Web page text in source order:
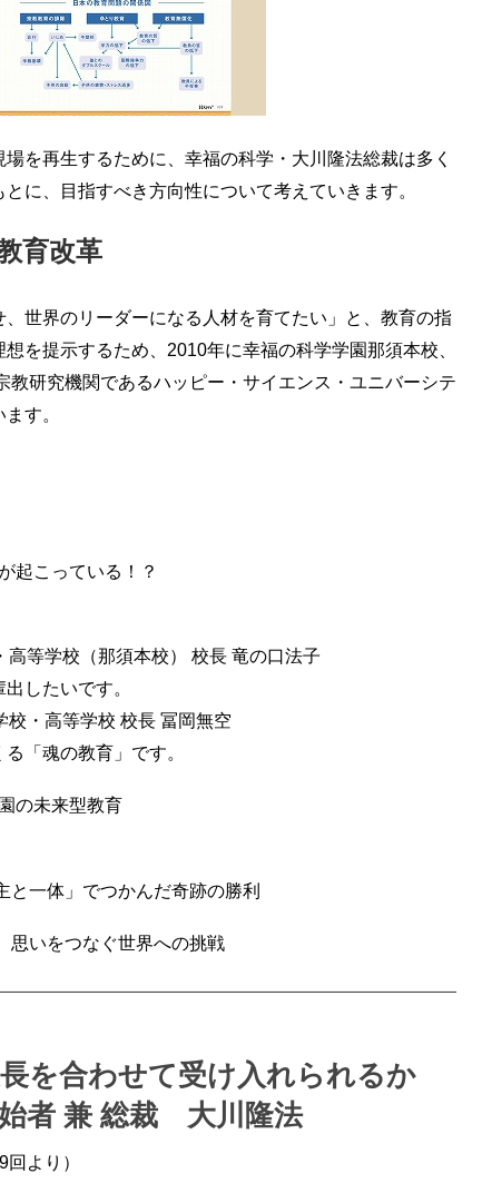
を再生するために、幸福の科学・大川隆法総裁は多く
に、目指すべき方向性について考えていきます。
育改革
世界のリーダーになる人材を育てたい」と、教育の指
を提示するため、2010年に幸福の科学学園那須本校、
教研究機関であるハッピー・サイエンス・ユニバーシテ
す。
起こっている！？
高等学校（那須本校） 校長 竜の口法子
したいです。
校・高等学校 校長 冨岡無空
「魂の教育」です。
の未来型教育
一体」でつかんだ奇跡の勝利
いをつなぐ世界への挑戦
を合わせて受け入れられるか
者 兼 総裁 大川隆法
より）